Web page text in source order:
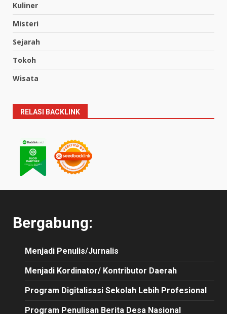
Kuliner
Misteri
Sejarah
Tokoh
Wisata
RELASI BACKLINK
Bergabung:
Menjadi Penulis/Jurnalis
Menjadi Kordinator/ Kontributor Daerah
Program Digitalisasi Sekolah Lebih Profesional
Program Penulisan Berita Desa Nasional